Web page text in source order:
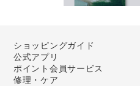
ショッピングガイド
公式アプリ
ポイント会員サービス
修理・ケア